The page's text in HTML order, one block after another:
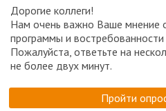
Междисциплинарной
репродуктивной медицины
Журнала «StatusPraesens.
бесплодный брак»
Научный и технический
StatusPraesens
Дорогие коллеги!
Нам очень важно Ваше мнение
программы и
Пожалуйста, ответьте на
не более двух минут.
Пройти